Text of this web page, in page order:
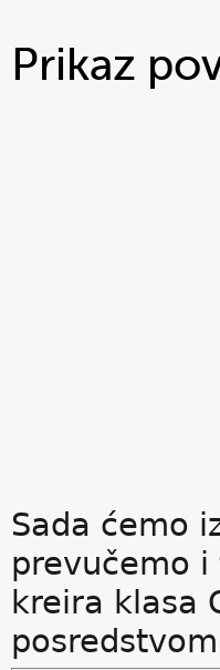
Prikaz
Sada ćemo
prevučemo
kreira klasa